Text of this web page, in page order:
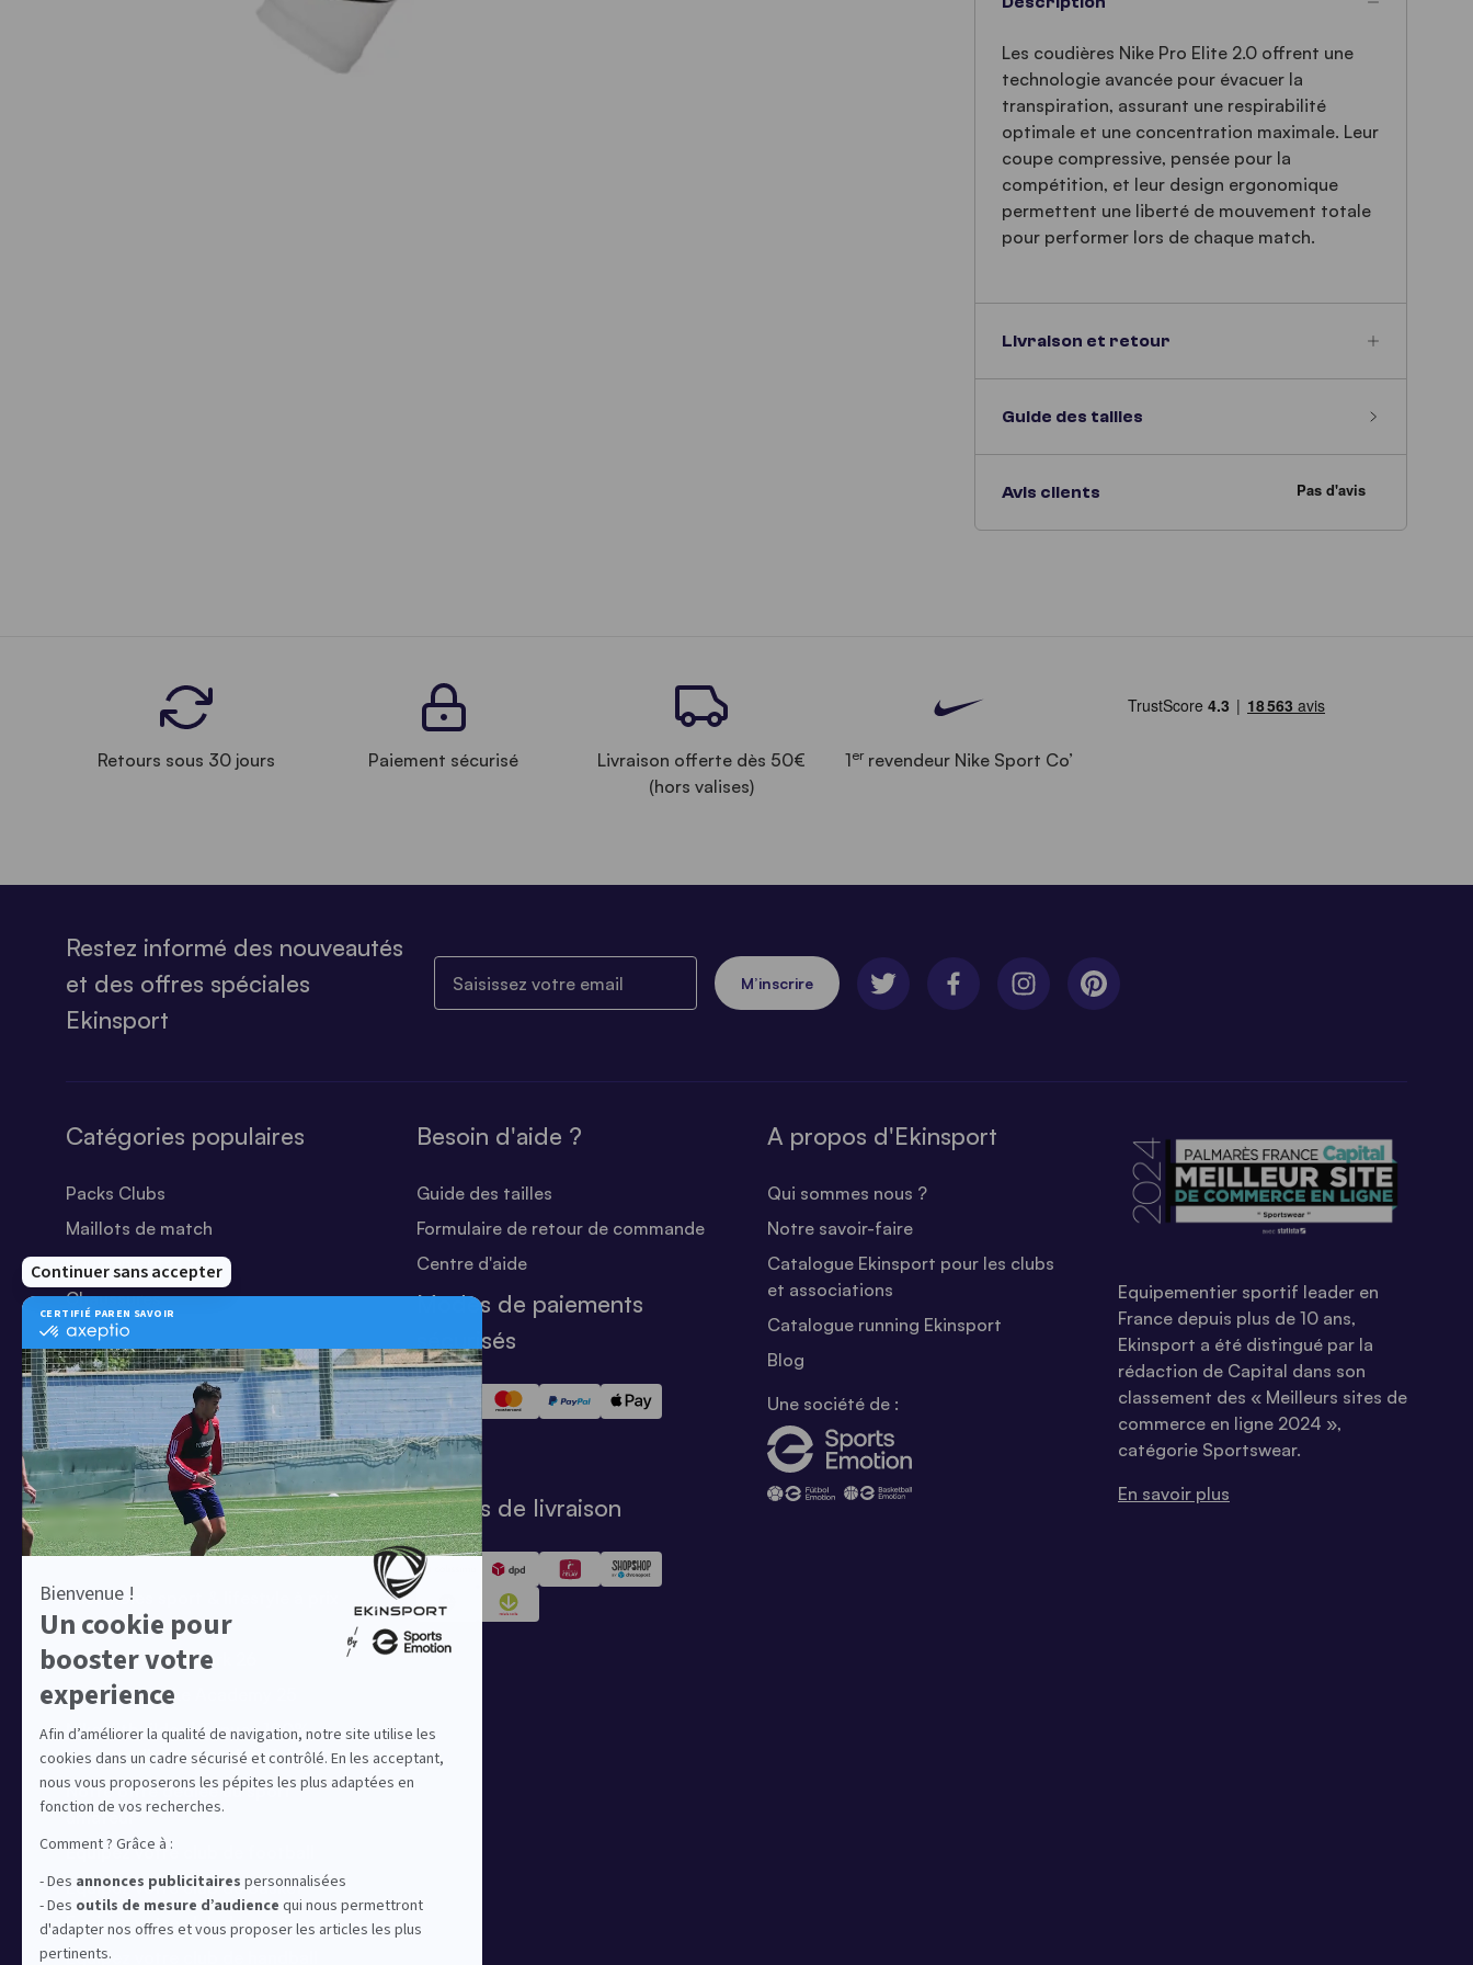
Les coudières Nike Pro Elite 2.0 offrent une
technologie avancée pour évacuer la
transpiration, assurant une respirabilité
optimale et une concentration maximale. Leur
coupe compressive, pensée pour la
compétition, et leur design ergonomique
permettent une liberté de mouvement totale
pour performer lors de chaque match.
Livraison et retour
Guide des tailles
Avis clients
Retours sous 30 jours Paiement sécurisé
Livraison offerte dès 50€
(hors valises)
1errevendeur Nike Sport Co’
Restez informé des nouveautés
et des offres spéciales
Ekinsport
M’inscrire
Catégories populaires
Packs Clubs
Maillots de match
Equipements Clubs
Chaussures
Shorts
Football
Chaussettes
T-shirts
Tenues de match
Offres clubs
Ensembles sport & lifestyle à prix
réduit
Collection Nike Park 26
Collection Nike Academy 25
Nike Kitbuilder | Tenues 100%
personnalisées pour les clubs
Notre offre dédiée au sport
amateur
Equipez votre club de football
Equipez votre club de basket
Equipez votre club de running
Equipez votre club de handball
Besoin d'aide ?
Guide des tailles
Formulaire de retour de commande
Centre d'aide
Modes de paiements
sécurisés
Modes de livraison
A propos d'Ekinsport
Qui sommes nous ?
Notre savoir-faire
Catalogue Ekinsport pour les clubs
et associations
Catalogue running Ekinsport
Blog
Une société de :
Equipementier sportif leader en
France depuis plus de 10 ans,
Ekinsport a été distingué par la
rédaction de Capital dans son
classement des « Meilleurs sites de
commerce en ligne 2024 »,
catégorie Sportswear.
En savoir plus